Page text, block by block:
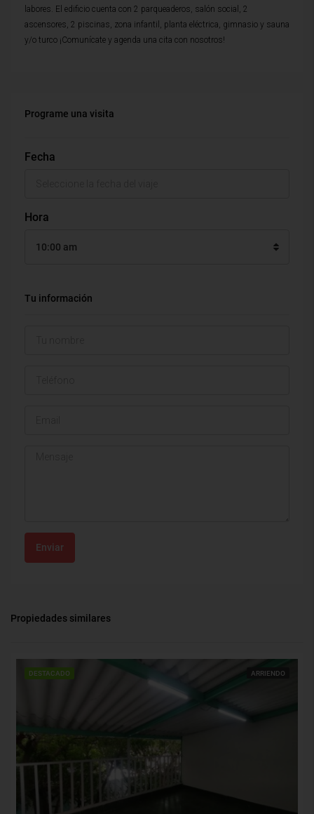
labores. El edificio cuenta con 2 parqueaderos, salón social, 2
ascensores, 2 piscinas, zona infantil, planta eléctrica, gimnasio y sauna
y/o turco ¡Comunícate y agenda una cita con nosotros!
Programe una visita
Fecha
Hora
10:00 am
Tu información
Enviar
Propiedades similares
DESTACADO ARRIENDO